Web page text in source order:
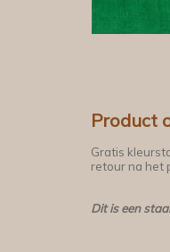
Product
Gratis
retour na het
Dit is een